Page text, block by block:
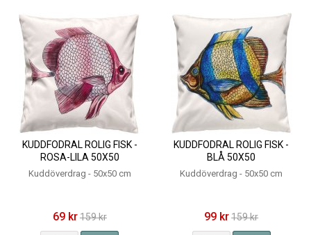
KUDDFODRAL ROLIG FISK -
ROSA-LILA 50X50
Kuddöverdrag - 50x50 cm
69 kr159 kr
KUDDFODRAL ROLIG FISK -
BLÅ 50X50
Kuddöverdrag - 50x50 cm
99 kr159 kr